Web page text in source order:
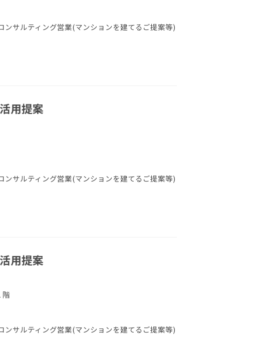
ンサルティング営業(マンションを建てるご提案等)
用提案
ンサルティング営業(マンションを建てるご提案等)
用提案
ンサルティング営業(マンションを建てるご提案等)